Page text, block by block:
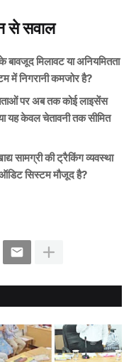
से सवाल
मिलावट या अनियमितता
में निगरानी कमजोर है?
पर अब तक कोई लाइसेंस
यह केवल चेतावनी तक सीमित
सामग्री की ट्रैकिंग व्यवस्था
सिस्टम मौजूद है?